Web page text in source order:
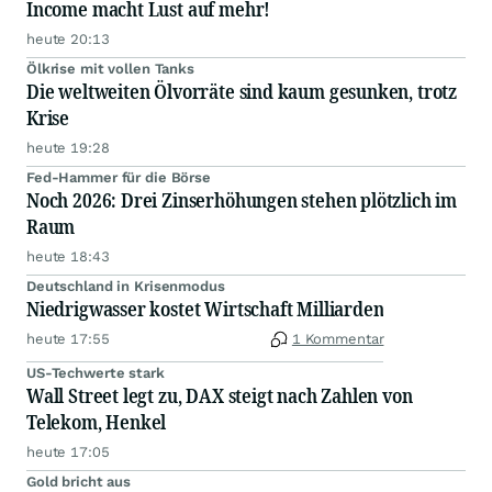
Income macht Lust auf mehr!
heute 20:13
Ölkrise mit vollen Tanks
Die weltweiten Ölvorräte sind kaum gesunken, trotz
Krise
heute 19:28
Fed-Hammer für die Börse
Noch 2026: Drei Zinserhöhungen stehen plötzlich im
Raum
heute 18:43
Deutschland in Krisenmodus
Niedrigwasser kostet Wirtschaft Milliarden
heute 17:55 1 Kommentar
US-Techwerte stark
Wall Street legt zu, DAX steigt nach Zahlen von
Telekom, Henkel
heute 17:05
Gold bricht aus